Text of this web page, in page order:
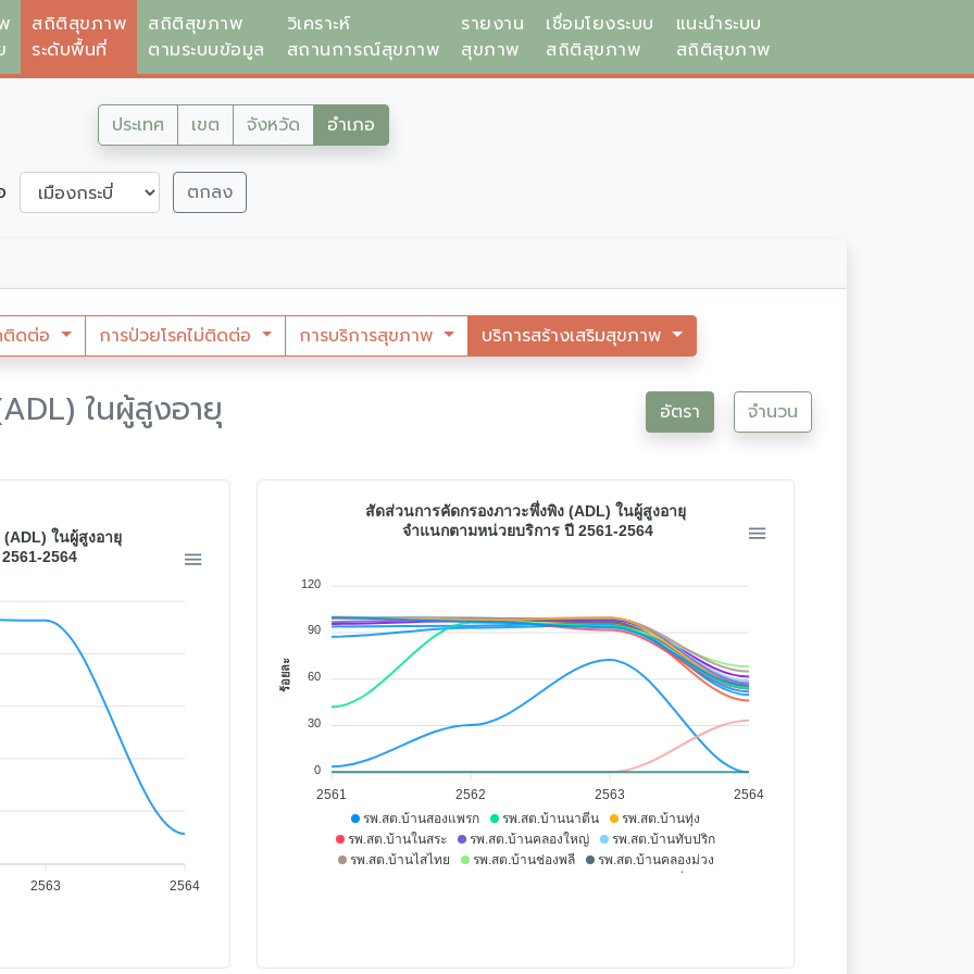
สถิติสุขภาพ
ระดับพื้นที่
สถิติสุขภาพ
ตามระบบข้อมูล
วิเคราะห์
สถานการณ์สุขภาพ
รายงาน
สุขภาพ
เชื่อมโยงระบบ
สถิติสุขภาพ
แนะนำระบบ
สถิติสุขภาพ
ประเทศ เขต จังหวัด อำเภอ
ตกลง
ติดต่อ การป่วยโรคไม่ติดต่อ การบริการสุขภาพ บริการสร้างเสริมสุขภาพ
ในผู้สูงอายุ อัตรา จำนวน